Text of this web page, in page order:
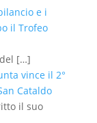
e i
il Trofeo
[…]
vince il 2°
Cataldo
il suo